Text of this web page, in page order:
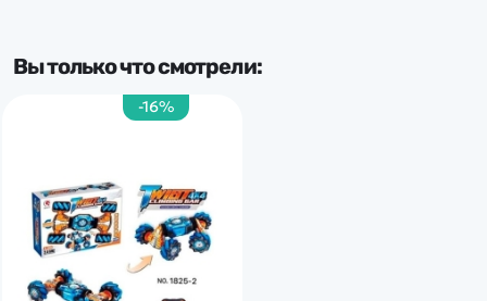
Вы только что смотрели:
-16%